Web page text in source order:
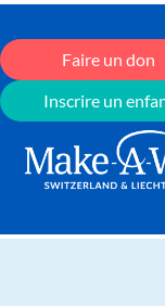
Faire un don
Inscrire un